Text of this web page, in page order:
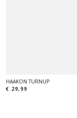
HAAKON TURNUP
€ 29,99